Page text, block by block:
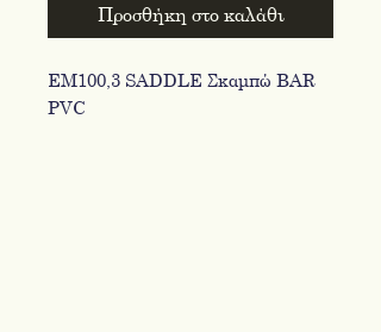
Προσθήκη στο καλάθι
ΕΜ100,3 SADDLE Σκαμπώ BAR
PVC